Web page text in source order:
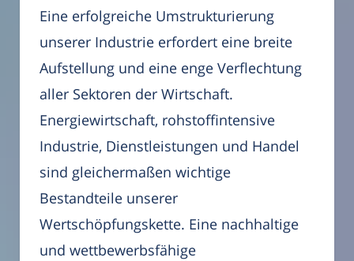
Eine erfolgreiche Umstrukturierung
unserer Industrie erfordert eine breite
Aufstellung und eine enge Verflechtung
aller Sektoren der Wirtschaft.
Energiewirtschaft, rohstoffintensive
Industrie, Dienstleistungen und Handel
sind gleichermaßen wichtige
Bestandteile unserer
Wertschöpfungskette. Eine nachhaltige
und wettbewerbsfähige